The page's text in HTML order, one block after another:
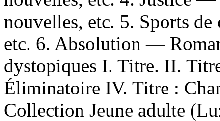
nouvelles, etc. 5. Sports
etc. 6. Absolution —
dystopiques I. Titre. II.
Éliminatoire IV. Titre :
Collection Jeune adulte